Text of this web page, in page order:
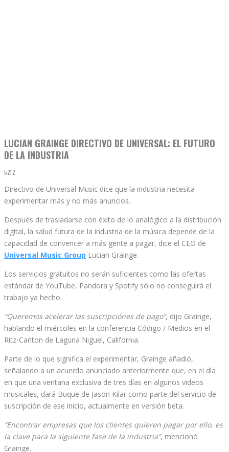
LUCIAN GRAINGE DIRECTIVO DE UNIVERSAL: EL FUTURO
DE LA INDUSTRIA
5212
Directivo de Universal Music dice que la industria necesita
experimentar más y no más anuncios.
Después de trasladarse con éxito de lo analógico a la distribución
digital, la salud futura de la industria de la música depende de la
capacidad de convencer a más gente a pagar, dice el CEO de
Universal Music Group Lucian Grainge.
Los servicios gratuitos no serán suficientes como las ofertas
estándar de YouTube, Pandora y Spotify sólo no conseguirá el
trabajo ya hecho.
“Queremos acelerar las suscripciónes de pago”, dijo Grainge,
hablando el miércoles en la conferencia Código / Medios en el
Ritz-Carlton de Laguna Niguel, California.
Parte de lo que significa el experimentar, Grainge añadió,
señalando a un acuerdo anunciado anteriormente que, en el día
en que una ventana exclusiva de tres días en algunos videos
musicales, dará Buque de Jason Kilar como parte del servicio de
suscripción de ese inicio, actualmente en versión beta.
“Encontrar empresas que los clientes quieren pagar por ello, es
la clave para la siguiente fase de la industria”, mencionó
Grainge.